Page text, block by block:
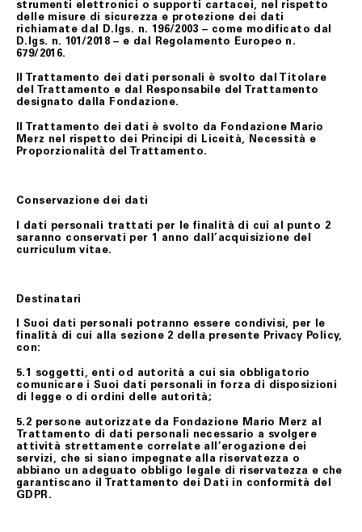
strumenti elettronici o supporti cartacei, nel rispetto
delle misure di sicurezza e protezione dei dati
richiamate dal D.lgs. n. 196/2003 – come modificato dal
D.lgs. n. 101/2018 – e dal Regolamento Europeo n.
679/2016.
Il Trattamento dei dati personali è svolto dal Titolare
del Trattamento e dal Responsabile del Trattamento
designato dalla Fondazione.
Il Trattamento dei dati è svolto da Fondazione Mario
Merz nel rispetto dei Principi di Liceità, Necessità e
Proporzionalità del Trattamento.
Conservazione dei dati
I dati personali trattati per le finalità di cui al punto 2
saranno conservati per 1 anno dall’acquisizione del
curriculum vitae.
Destinatari
I Suoi dati personali potranno essere condivisi, per le
finalità di cui alla sezione 2 della presente Privacy Policy,
con:
5.1 soggetti, enti od autorità a cui sia obbligatorio
comunicare i Suoi dati personali in forza di disposizioni
di legge o di ordini delle autorità;
5.2 persone autorizzate da Fondazione Mario Merz al
Trattamento di dati personali necessario a svolgere
attività strettamente correlate all’erogazione dei
servizi, che si siano impegnate alla riservatezza o
abbiano un adeguato obbligo legale di riservatezza e che
garantiscano il Trattamento dei Dati in conformità del
GDPR.